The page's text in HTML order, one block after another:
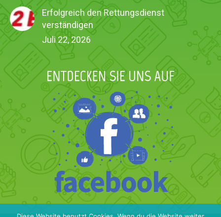
Erfolgreich den Rettungsdienst
verständigen
Juli 22, 2026